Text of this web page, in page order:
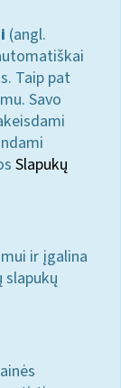
(angl.
Taip pat
Savo
Slapukų
ir įgalina
slapukų